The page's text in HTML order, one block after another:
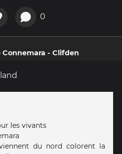
0
- Clifden
les vivants
du nord colorent la